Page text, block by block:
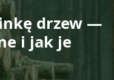
drzew —
i jak je